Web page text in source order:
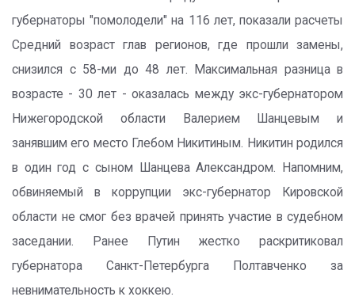
губернаторы "помолодели" на 116 лет, показали расчеты
Средний возраст глав регионов, где прошли замены,
снизился с 58-ми до 48 лет. Максимальная разница в
возрасте - 30 лет - оказалась между экс-губернатором
Нижегородской области Валерием Шанцевым и
занявшим его место Глебом Никитиным. Никитин родился
в один год с сыном Шанцева Александром. Напомним,
обвиняемый в коррупции экс-губернатор Кировской
области не смог без врачей принять участие в судебном
заседании. Ранее Путин жестко раскритиковал
губернатора Санкт-Петербурга Полтавченко за
невнимательность к хоккею.